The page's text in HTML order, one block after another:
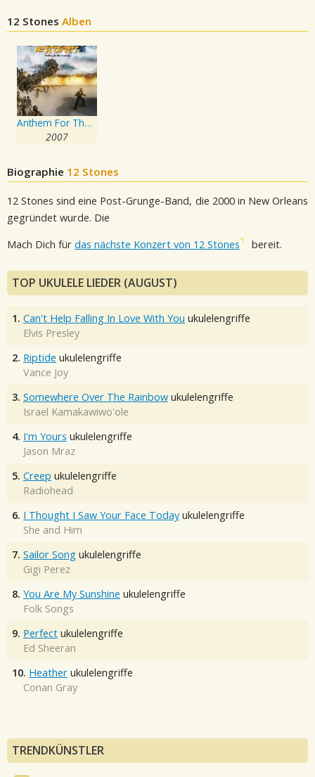
12 Stones Alben
Anthem For The Underdog
2007
Biographie 12 Stones
12 Stones sind eine Post-Grunge-Band, die 2000 in New Orleans
gegründet wurde. Die
Mach Dich für das nächste Konzert von 12 Stones bereit.
TOP UKULELE LIEDER (AUGUST)
1. Can't Help Falling In Love With You ukulelengriffe
Elvis Presley
2. Riptide ukulelengriffe
Vance Joy
3. Somewhere Over The Rainbow ukulelengriffe
Israel Kamakawiwo'ole
4. I'm Yours ukulelengriffe
Jason Mraz
5. Creep ukulelengriffe
Radiohead
6. I Thought I Saw Your Face Today ukulelengriffe
She and Him
7. Sailor Song ukulelengriffe
Gigi Perez
8. You Are My Sunshine ukulelengriffe
Folk Songs
9. Perfect ukulelengriffe
Ed Sheeran
10. Heather ukulelengriffe
Conan Gray
TRENDKÜNSTLER